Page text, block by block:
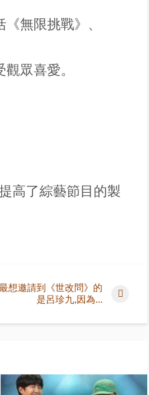
無限挑戰》、
眾喜愛。
高了綜藝節目的製
想邀請到《世改問》的
是呂珍九,因為...